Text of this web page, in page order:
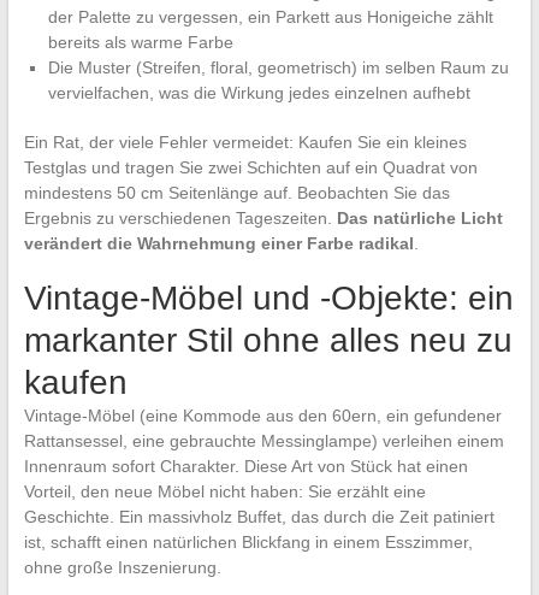
der Palette zu vergessen, ein Parkett aus Honigeiche zählt
bereits als warme Farbe
Die Muster (Streifen, floral, geometrisch) im selben Raum zu
vervielfachen, was die Wirkung jedes einzelnen aufhebt
Ein Rat, der viele Fehler vermeidet: Kaufen Sie ein kleines
Testglas und tragen Sie zwei Schichten auf ein Quadrat von
mindestens 50 cm Seitenlänge auf. Beobachten Sie das
Ergebnis zu verschiedenen Tageszeiten. Das natürliche Licht
verändert die Wahrnehmung einer Farbe radikal
Vintage-Möbel und -Objekte: ein
markanter Stil ohne alles neu zu
kaufen
Vintage-Möbel (eine Kommode aus den 60ern, ein gefundener
Rattansessel, eine gebrauchte Messinglampe) verleihen einem
Innenraum sofort Charakter. Diese Art von Stück hat einen
Vorteil, den neue Möbel nicht haben: Sie erzählt eine
Geschichte. Ein massivholz Buffet, das durch die Zeit patiniert
ist, schafft einen natürlichen Blickfang in einem Esszimmer,
ohne große Inszenierung.